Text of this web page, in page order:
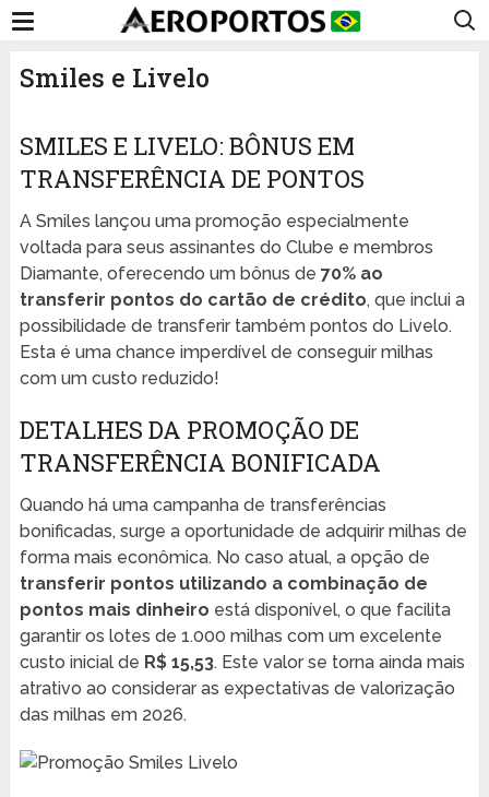
Smiles e Livelo
SMILES E LIVELO: BÔNUS EM
TRANSFERÊNCIA DE PONTOS
A Smiles lançou uma promoção especialmente
voltada para seus assinantes do Clube e membros
Diamante, oferecendo um bônus de 70% ao
transferir pontos do cartão de crédito, que inclui a
possibilidade de transferir também pontos do Livelo.
Esta é uma chance imperdível de conseguir milhas
com um custo reduzido!
DETALHES DA PROMOÇÃO DE
TRANSFERÊNCIA BONIFICADA
Quando há uma campanha de transferências
bonificadas, surge a oportunidade de adquirir milhas de
forma mais econômica. No caso atual, a opção de
transferir pontos utilizando a combinação de
pontos mais dinheiro está disponível, o que facilita
garantir os lotes de 1.000 milhas com um excelente
custo inicial de R$ 15,53. Este valor se torna ainda mais
atrativo ao considerar as expectativas de valorização
das milhas em 2026.